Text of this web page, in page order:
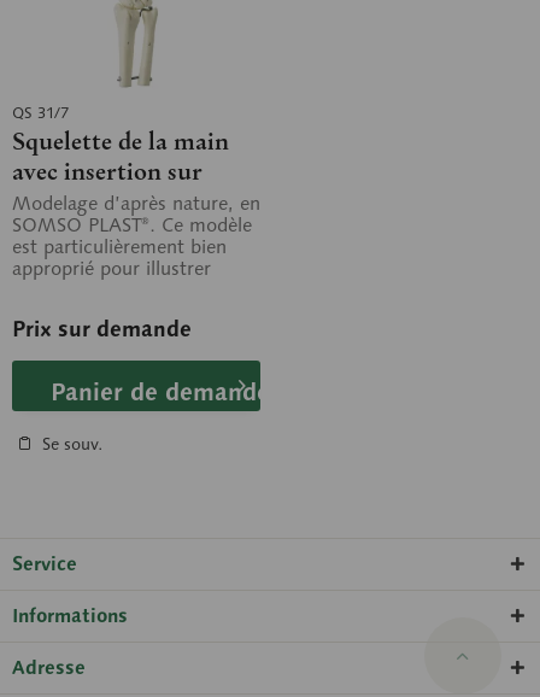
QS 31/7
Squelette de la main
avec insertion sur
l’avant-bras, (montage
sur fils élastiques)
Modelage d’après nature, en
SOMSO PLAST®. Ce modèle
est particulièrement bien
approprié pour illustrer
Prix sur demande
Panier de demande
Se souv.
Service
Informations
Adresse